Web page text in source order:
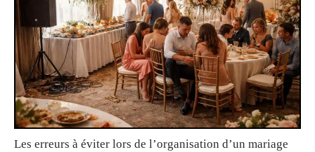
Les erreurs à éviter lors de l’organisation d’un mariage